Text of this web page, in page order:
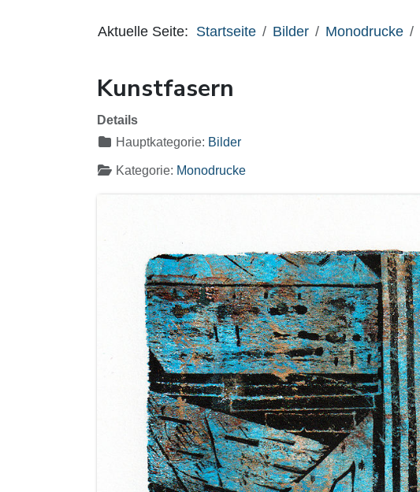
Aktuelle Seite: Startseite Bilder Monodrucke
Kunstfasern
Details
Hauptkategorie: Bilder
Kategorie: Monodrucke